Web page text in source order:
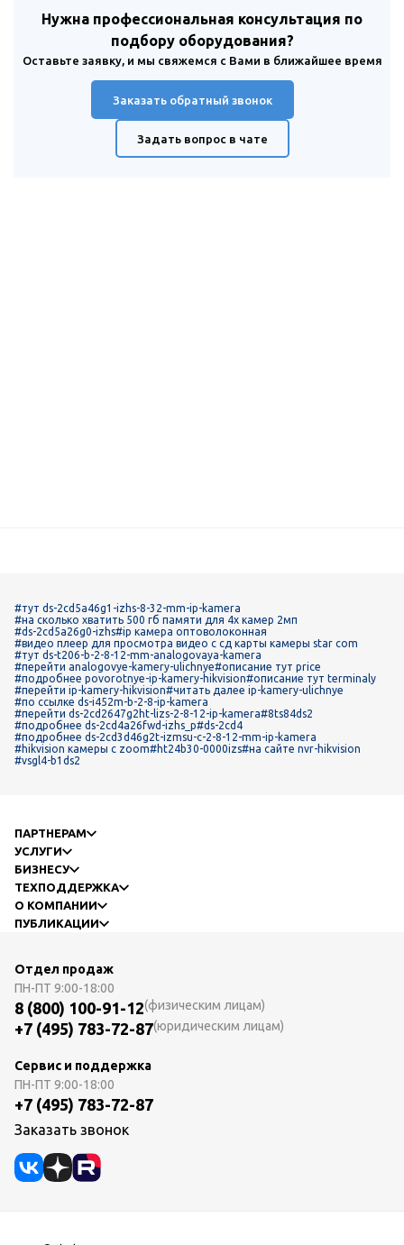
Нужна профессиональная консультация по
подбору оборудования?
Оставьте заявку, и мы свяжемся с Вами в ближайшее время
Заказать обратный звонок
Задать вопрос в чате
#тут ds-2cd5a46g1-izhs-8-32-mm-ip-kamera
#на сколько хватить 500 гб памяти для 4х камер 2мп
#ds-2cd5a26g0-izhs#ip камера оптоволоконная
#видео плеер для просмотра видео с сд карты камеры star com
#тут ds-t206-b-2-8-12-mm-analogovaya-kamera
#перейти analogovye-kamery-ulichnye#описание тут price
#подробнее povorotnye-ip-kamery-hikvision#описание тут terminaly
#перейти ip-kamery-hikvision#читать далее ip-kamery-ulichnye
#по ссылке ds-i452m-b-2-8-ip-kamera
#перейти ds-2cd2647g2ht-lizs-2-8-12-ip-kamera#8ts84ds2
#подробнее ds-2cd4a26fwd-izhs_p#ds-2cd4
#подробнее ds-2cd3d46g2t-izmsu-c-2-8-12-mm-ip-kamera
#hikvision камеры с zoom#ht24b30-0000izs#на сайте nvr-hikvision
#vsgl4-b1ds2
ПАРТНЕРАМ
УСЛУГИ
БИЗНЕСУ
ТЕХПОДДЕРЖКА
О КОМПАНИИ
ПУБЛИКАЦИИ
Отдел продаж
ПН-ПТ 9:00-18:00
8 (800) 100-91-12(физическим лицам)
+7 (495) 783-72-87(юридическим лицам)
Сервис и поддержка
ПН-ПТ 9:00-18:00
+7 (495) 783-72-87
Заказать звонок